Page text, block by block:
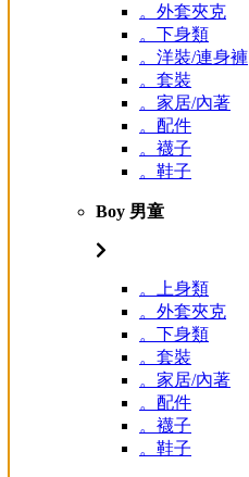
。外套夾克
。下身類
。洋裝/連身褲
。套裝
。家居/內著
。配件
。襪子
。鞋子
Boy 男童
。上身類
。外套夾克
。下身類
。套裝
。家居/內著
。配件
。襪子
。鞋子